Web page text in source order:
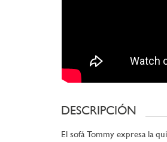
DESCRIPCIÓN
El sofá Tommy expresa la